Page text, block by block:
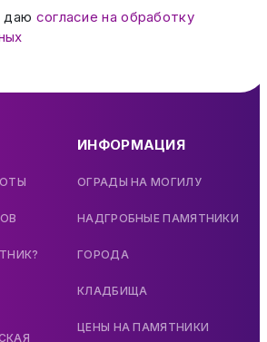
даю согласие на обработку
ИНФОРМАЦИЯ
ОГРАДЫ НА МОГИЛУ
НАДГРОБНЫЕ ПАМЯТНИКИ
ГОРОДА
КЛАДБИЩА
ЦЕНЫ НА ПАМЯТНИКИ